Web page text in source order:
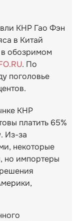
КНР Гао Фэн
в Китай
в обозримом
. По
поголовье
КНР
платить 65%
Из-за
некоторые
но импортеры